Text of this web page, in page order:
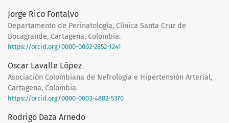
Jorge Rico Fontalvo
Departamento de Perinatología, Clínica Santa Cruz de
Bocagrande, Cartagena, Colombia.
https://orcid.org/0000-0002-2852-1241
Oscar Lavalle López
Asociación Colombiana de Nefrología e Hipertensión Arterial,
Cartagena, Colombia.
https://orcid.org/0000-0003-4882-5370
Rodrigo Daza Arnedo